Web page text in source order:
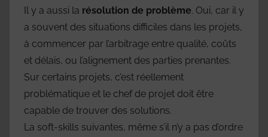
Il y a aussi la résolution de problème. Oui, car il y
a souvent des situations difficiles dans les projets,
à commencer par l’arbitrage entre qualité, coûts
et délais, ou l’alignement des parties prenantes.
Sur certains projets, c’est réellement
problématique et le chef de projet doit être
capable de trouver des solutions.
La soft-skills suivantes, même s’il n’y a pas d’ordre